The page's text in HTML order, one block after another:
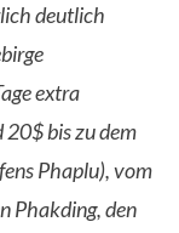
deutlich
extra
20$ bis zu dem
Phaplu), vom
Phakding, den